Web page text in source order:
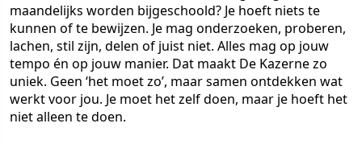
maandelijks worden bijgeschoold? Je hoeft niets te
kunnen of te bewijzen. Je mag onderzoeken, proberen,
lachen, stil zijn, delen of juist niet. Alles mag op jouw
tempo én op jouw manier. Dat maakt De Kazerne zo
uniek. Geen ‘het moet zo’, maar samen ontdekken wat
werkt voor jou. Je moet het zelf doen, maar je hoeft het
niet alleen te doen.